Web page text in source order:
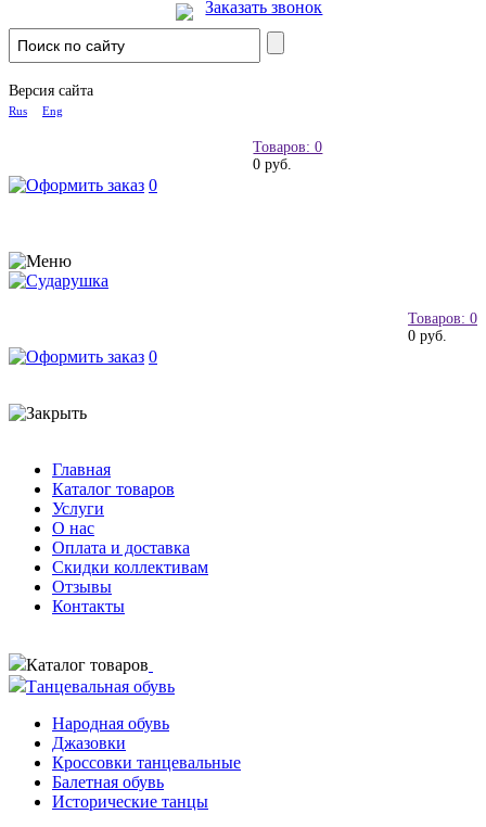
Заказать звонок
Версия сайта
Rus Eng
Товаров: 0
0 руб.
0
Товаров: 0
0 руб.
0
Главная
Каталог товаров
Услуги
О нас
Оплата и доставка
Скидки коллективам
Отзывы
Контакты
Каталог товаров
Танцевальная обувь
Народная обувь
Джазовки
Кроссовки танцевальные
Балетная обувь
Исторические танцы